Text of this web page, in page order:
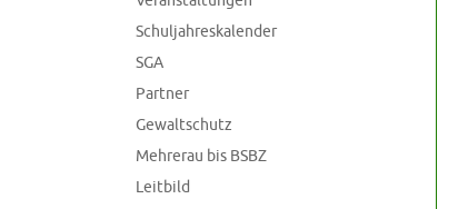
Schuljahreskalender
SGA
Partner
Gewaltschutz
Mehrerau bis BSBZ
Leitbild